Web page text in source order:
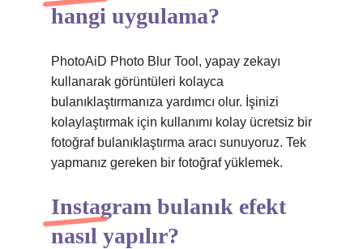
hangi uygulama?
PhotoAiD Photo Blur Tool, yapay zekayı
kullanarak görüntüleri kolayca
bulanıklaştırmanıza yardımcı olur. İşinizi
kolaylaştırmak için kullanımı kolay ücretsiz bir
fotoğraf bulanıklaştırma aracı sunuyoruz. Tek
yapmanız gereken bir fotoğraf yüklemek.
Instagram bulanık efekt
nasıl yapılır?